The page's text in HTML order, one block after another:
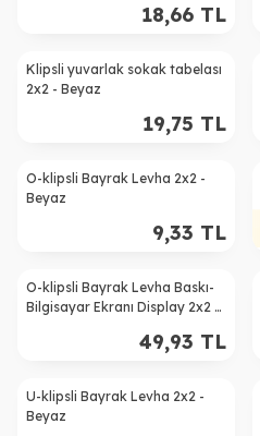
18,66 TL
Klipsli yuvarlak sokak tabelası
2x2 - Beyaz
19,75 TL
O-klipsli Bayrak Levha 2x2 -
Beyaz
9,33 TL
O-klipsli Bayrak Levha Baskı-
Bilgisayar Ekranı Display 2x2 -
49,93 TL
U-klipsli Bayrak Levha 2x2 -
Beyaz